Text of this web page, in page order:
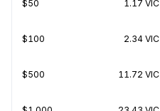
$50 1.17 VIC
$100 2.34 VIC
$500 11.72 VIC